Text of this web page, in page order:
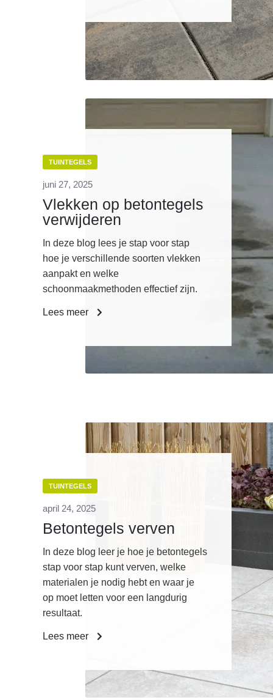
TUINTEGELS
juni 27, 2025
Vlekken op betontegels
verwijderen
In deze blog lees je stap voor stap
hoe je verschillende soorten vlekken
aanpakt en welke
schoonmaakmethoden effectief zijn.
Lees meer
TUINTEGELS
april 24, 2025
Betontegels verven
In deze blog leer je hoe je betontegels
stap voor stap kunt verven, welke
materialen je nodig hebt en waar je
op moet letten voor een langdurig
resultaat.
Lees meer